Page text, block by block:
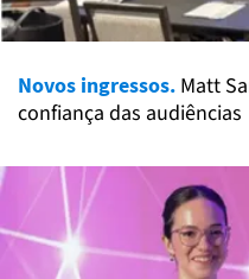
Novos ingressos. Matt
confiança das audiências